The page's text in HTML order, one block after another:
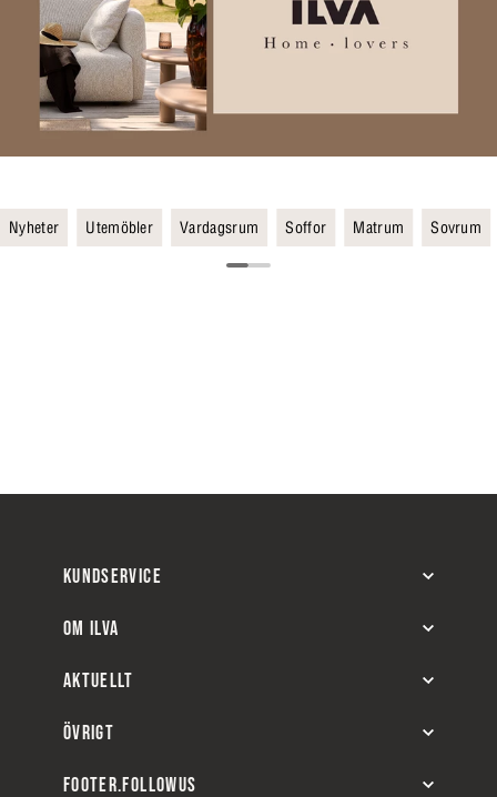
Nyheter Utemöbler Vardagsrum Soffor Matrum Sovrum
KUNDSERVICE
OM ILVA
AKTUELLT
ÖVRIGT
FOOTER.FOLLOWUS